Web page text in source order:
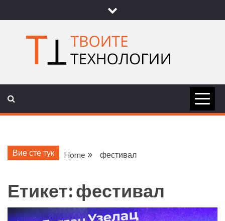
to
content
ТВОИТЕ
Вие сте тук Home фестивал
Етикет:фестивал